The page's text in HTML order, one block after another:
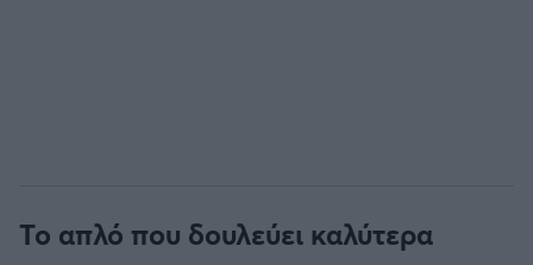
Το απλό που δουλεύει καλύτερα